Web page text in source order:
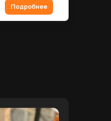
Подробнее